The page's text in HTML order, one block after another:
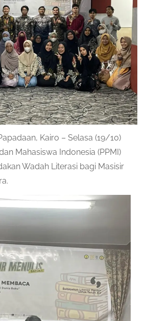
Kairo – Selasa (19/10)
Mahasiswa Indonesia (PPMI)
Wadah Literasi bagi Masisir